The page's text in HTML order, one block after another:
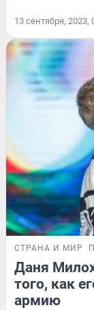
13 сентября, 2023,
СТРАНА И МИР
Даня
того, как
армию